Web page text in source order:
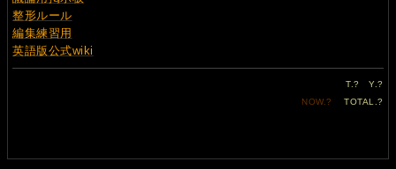
整形ルール
編集練習用
英語版公式wiki
T.? Y.?
NOW.? TOTAL.?